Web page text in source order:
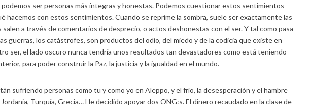
ser personas más íntegras y honestas. Podemos cuestionar estos sentimientos
con estos sentimientos. Cuando se reprime la sombra, suele ser exactamente las
a través de comentarios de desprecio, o actos deshonestas con el ser. Y tal como pasa
guerras, los catástrofes, son productos del odio, del miedo y de la codicia que existe en
ser, el lado oscuro nunca tendría unos resultados tan devastadores como está teniendo
para poder construir la Paz, la justicia y la igualdad en el mundo.
sufriendo personas como tu y como yo en Aleppo, y el frío, la desesperación y el hambre
Turquía, Grecia… He decidido apoyar dos ONG:s. El dinero recaudado en la clase de